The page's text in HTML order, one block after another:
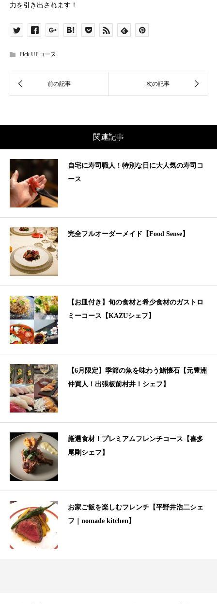
力を引き出されます！
Pick UPコース
関連記事
自宅に寿司職人！特別な日に大人気の寿司コ
ース
完全フルオーダーメイド【Food Sense】
【お皿付き】旬の食材と希少食材のガストロ
ミーコース【KAZUシェフ】
【6月限定】季節の魚を味わう鮨懐石【元豊洲
仲買人！出張板前村井！シェフ】
厳選食材！プレミアムフレンチコース【喜多
尾剛シェフ】
お家ご飯を楽しむフレンチ【平野井浩二シェ
フ｜nomade kitchen】